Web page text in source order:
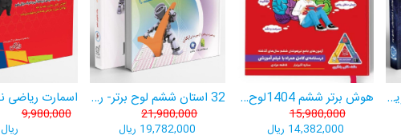
ایکیوسان پلاس نهم - ((ویژۀ مدارس نمونه دولتی، تیزهوشان و سمپاد+ فیلم‌های آموزشی+سامانۀ آزمون‌ساز رایگان)) هوش برتر ششم 1404لوح برتر- ((ویژۀ آزمون تیزهوشان پایۀ ششم+ فیلم آموزشی + سامانۀ آزمون‌ساز رایگان))
15,980,000
14,382,000 ریال
32 استان ششم لوح برتر- ربات باهوش ششم ((به همراه سامانۀ آزمون‌ساز رایگان))
21,980,000
19,782,000 ریال
9,980,000
ریال